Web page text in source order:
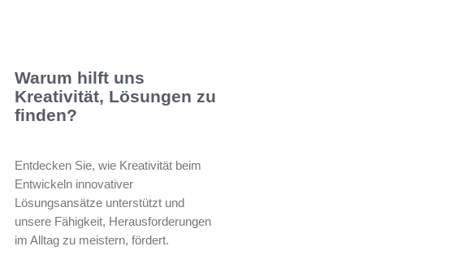
Warum hilft uns
Kreativität, Lösungen zu
finden?
Entdecken Sie, wie Kreativität beim
Entwickeln innovativer
Lösungsansätze unterstützt und
unsere Fähigkeit, Herausforderungen
im Alltag zu meistern, fördert.